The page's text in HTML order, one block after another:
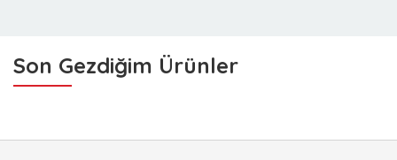
Son Gezdiğim Ürünler